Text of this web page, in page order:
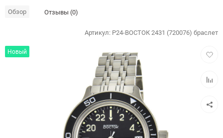
Обзор Отзывы (0)
Новый
Артикул: P24-ВОСТОК 2431 (720076) браслет